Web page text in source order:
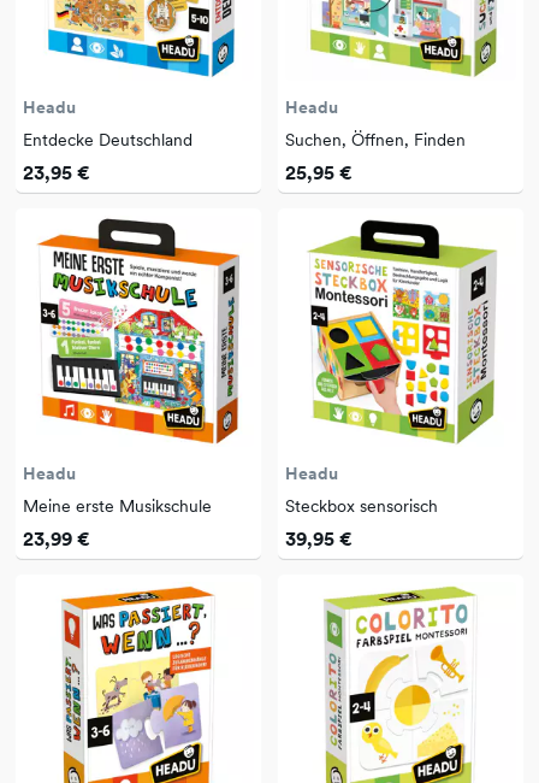
Headu
Entdecke Deutschland
23,95 €
Headu
Suchen, Öffnen, Finden
25,95 €
Headu
Meine erste Musikschule
23,99 €
Headu
Steckbox sensorisch
39,95 €